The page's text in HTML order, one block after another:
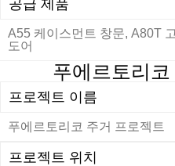
공급 제품
A55 케이스먼트 창문, A80T
도어
푸에르토리
프로젝트 이름
푸에르토리코 주거 프로젝트
프로젝트 위치